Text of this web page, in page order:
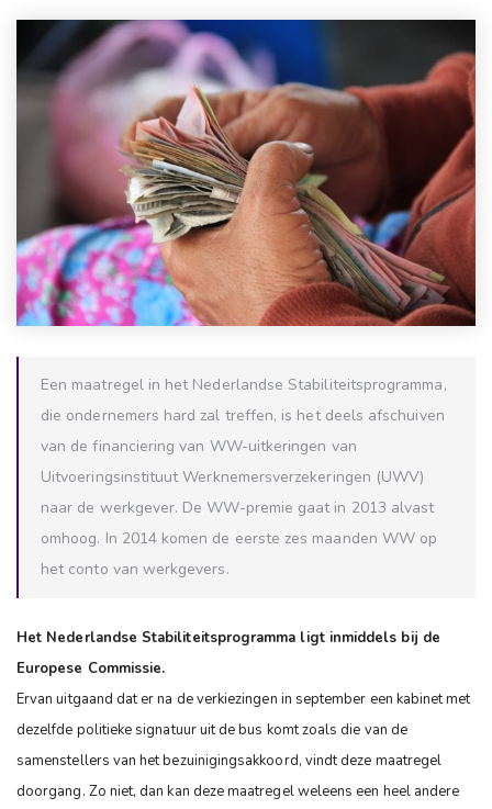
Een maatregel in het Nederlandse Stabiliteitsprogramma,
die ondernemers hard zal treffen, is het deels afschuiven
van de financiering van WW-uitkeringen van
Uitvoeringsinstituut Werknemersverzekeringen (UWV)
naar de werkgever. De WW-premie gaat in 2013 alvast
omhoog. In 2014 komen de eerste zes maanden WW op
het conto van werkgevers.
Het Nederlandse Stabiliteitsprogramma ligt inmiddels bij de
Europese Commissie.
Ervan uitgaand dat er na de verkiezingen in september een kabinet met
dezelfde politieke signatuur uit de bus komt zoals die van de
samenstellers van het bezuinigingsakkoord, vindt deze maatregel
doorgang. Zo niet, dan kan deze maatregel weleens een heel andere